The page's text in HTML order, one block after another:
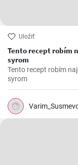
Uložiť
Tento recept robím
syrom
Tento recept robím
syrom